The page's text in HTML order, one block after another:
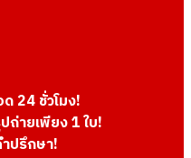
รับซื้อเมื่อ : มิถุนายน 2026
ตุ แต่นาฬิกาไม่ทำงานหรือ
มด
24 ชั่วโมง!
ถ่ายเพียง 1 ใบ!
ปรึกษา!